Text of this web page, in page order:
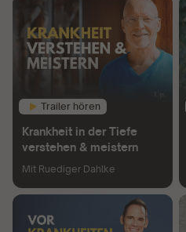
Trailer hören
Krankheit in der Tiefe
verstehen & meistern
Mit Ruediger Dahlke